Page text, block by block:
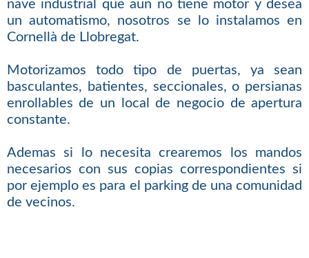
nave industrial que aun no tiene motor y desea
un automatismo, nosotros se lo instalamos en
Cornellà de Llobregat.
Motorizamos todo tipo de puertas, ya sean
basculantes, batientes, seccionales, o persianas
enrollables de un local de negocio de apertura
constante.
Ademas si lo necesita crearemos los mandos
necesarios con sus copias correspondientes si
por ejemplo es para el parking de una comunidad
de vecinos.